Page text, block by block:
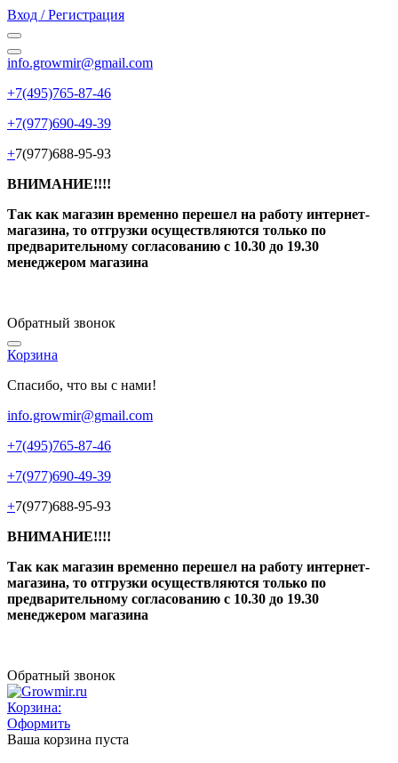
Вход / Регистрация
info.growmir@gmail.com
+7(495)765-87-46
+7(977)690-49-39
+7(977)688-95-93
ВНИМАНИЕ!!!!
Так как магазин временно перешел на работу интернет-
магазина, то отгрузки осуществляются только по
предварительному согласованию с 10.30 до 19.30
менеджером магазина
Обратный звонок
Корзина
Спасибо, что вы с нами!
info.growmir@gmail.com
+7(495)765-87-46
+7(977)690-49-39
+7(977)688-95-93
ВНИМАНИЕ!!!!
Так как магазин временно перешел на работу интернет-
магазина, то отгрузки осуществляются только по
предварительному согласованию с 10.30 до 19.30
менеджером магазина
Обратный звонок
Корзина:
Оформить
Ваша корзина пуста